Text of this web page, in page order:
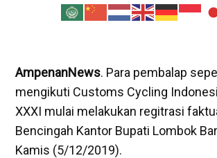
AmpenanNews. Para pembalap
mengikuti Customs Cycling
XXXI mulai melakukan regitrasi
Bencingah Kantor Bupati Lombok
Kamis (5/12/2019).